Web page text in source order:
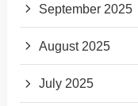
September 2025
August 2025
July 2025